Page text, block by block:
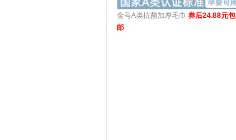
金号A类抗菌加厚毛巾 券后24.88元包
邮